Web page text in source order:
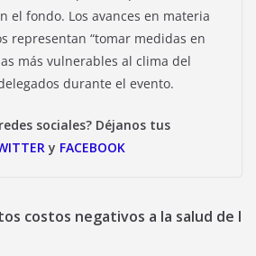
el fondo. Los avances en materia
representan “tomar medidas en
más vulnerables al clima del
durante el evento.
sociales? Déjanos tus
y FACEBOOK
costos negativos a la salud de l